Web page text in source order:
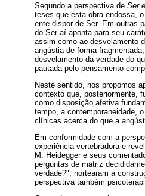
Segundo a perspectiva de Ser
teses que esta obra endossa,
ente dispor de Ser. Em outras
do Ser-aí aponta para seu
assim como ao desvelamento
angústia de forma
desvelamento da verdade do
pautada pelo pensamento
Neste sentido, nos propomos
contexto que, posteriormente,
como disposição afetiva
tempo, a contemporaneidade,
clínicas acerca do que a
Em conformidade com a
experiência vertebradora e
M. Heidegger e seus
perguntas de matriz
verdade?", nortearam a
perspectiva também